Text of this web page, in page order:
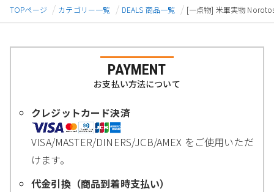
TOPページ
カテゴリー一覧 DEALS 商品一覧 [一点物] 米軍実物
PAYMENT
お支払い方法について
クレジットカード決済
VISA/MASTER/DINERS/JCB/AMEX をご使用いただ
けます。
代金引換（商品到着時支払い）